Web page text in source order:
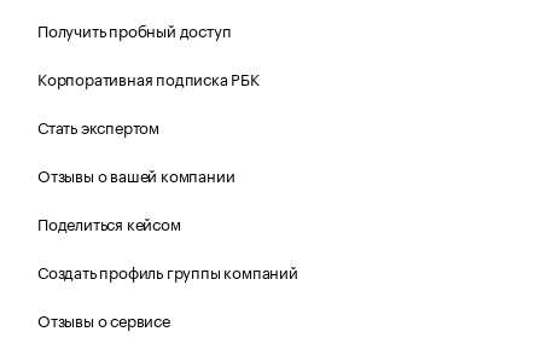
Получить пробный доступ
Корпоративная подписка РБК
Стать экспертом
Отзывы о вашей компании
Поделиться кейсом
Создать профиль группы компаний
Отзывы о сервисе